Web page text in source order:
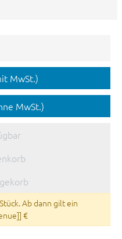
MwSt.)
MwSt.)
Ab dann gilt ein
€